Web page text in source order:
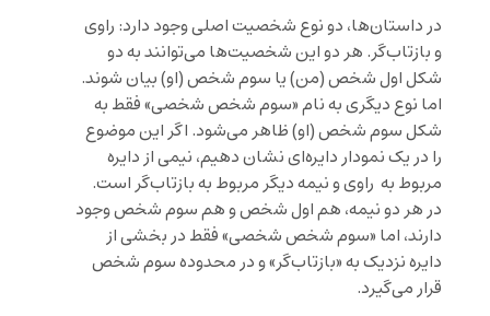
در داستان‌ها، دو نوع شخصیت اصلی وجود دارد: راوی
و بازتاب‌گر. هر دو این شخصیت‌ها می‌توانند به دو
شکل اول شخص (من) یا سوم شخص (او) بیان شوند.
اما نوع دیگری به نام «سوم شخص شخصی» فقط به
شکل سوم شخص (او) ظاهر می‌شود. اگر این موضوع
را در یک نمودار دایره‌ای نشان دهیم، نیمی از دایره
مربوط به راوی و نیمه دیگر مربوط به بازتاب‌گر است.
در هر دو نیمه، هم اول شخص و هم سوم شخص وجود
دارند، اما «سوم شخص شخصی» فقط در بخشی از
دایره نزدیک به «بازتاب‌گر» و در محدوده سوم شخص
قرار می‌گیرد.